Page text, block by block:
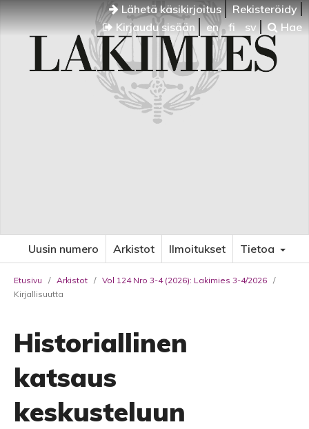
Lähetä käsikirjoitus
Rekisteröidy
Kirjaudu sisään
en fi sv Hae
Uusin numero Arkistot Ilmoitukset Tietoa
Etusivu / Arkistot / Vol 124 Nro 3-4 (2026): Lakimies 3-4/2026 /
Kirjallisuutta
Historiallinen
katsaus
keskusteluun